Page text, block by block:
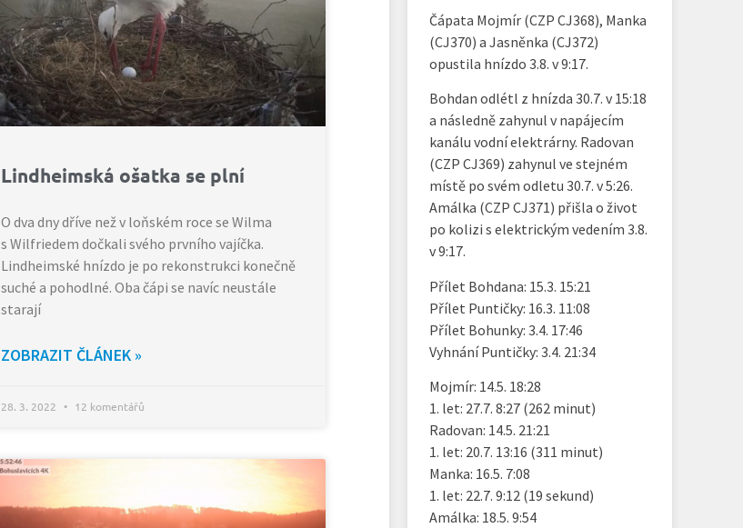
Lindheimská ošatka se plní
O dva dny dříve než v loňském roce se Wilma
s Wilfriedem dočkali svého prvního vajíčka.
Lindheimské hnízdo je po rekonstrukci konečně
suché a pohodlné. Oba čápi se navíc neustále
starají
ZOBRAZIT ČLÁNEK »
28. 3. 2022 12 komentářů
Čápata Mojmír (CZP CJ368), Manka
(CJ370) a Jasněnka (CJ372)
opustila hnízdo 3.8. v 9:17.
Bohdan odlétl z hnízda 30.7. v 15:18
a následně zahynul v napájecím
kanálu vodní elektrárny. Radovan
(CZP CJ369) zahynul ve stejném
místě po svém odletu 30.7. v 5:26.
Amálka (CZP CJ371) přišla o život
po kolizi s elektrickým vedením 3.8.
v 9:17.
Přílet Bohdana: 15.3. 15:21
Přílet Puntičky: 16.3. 11:08
Přílet Bohunky: 3.4. 17:46
Vyhnání Puntičky: 3.4. 21:34
Mojmír: 14.5. 18:28
1. let: 27.7. 8:27 (262 minut)
Radovan: 14.5. 21:21
1. let: 20.7. 13:16 (311 minut)
Manka: 16.5. 7:08
1. let: 22.7. 9:12 (19 sekund)
Amálka: 18.5. 9:54